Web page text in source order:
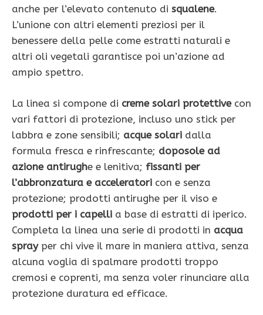
anche per l’elevato contenuto di squalene.
L’unione con altri elementi preziosi per il
benessere della pelle come estratti naturali e
altri oli vegetali garantisce poi un’azione ad
ampio spettro.
La linea si compone di creme solari protettivecon
vari fattori di protezione, incluso uno stick per
labbra e zone sensibili; acque solari dalla
formula fresca e rinfrescante; doposole ad
azione antirughe e lenitiva; fissanti per
l’abbronzatura e acceleratori con e senza
protezione; prodotti antirughe per il viso e
prodotti per i capelli a base di estratti di iperico.
Completa la linea una serie di prodotti in acqua
sprayper chi vive il mare in maniera attiva, senza
alcuna voglia di spalmare prodotti troppo
cremosi e coprenti, ma senza voler rinunciare alla
protezione duratura ed efficace.